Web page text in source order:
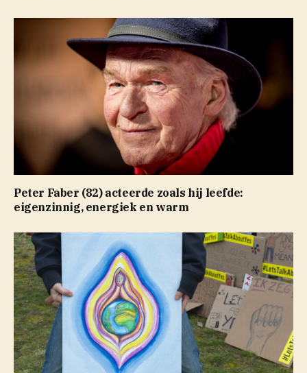
Peter Faber (82) acteerde zoals hij leefde:
eigenzinnig, energiek en warm